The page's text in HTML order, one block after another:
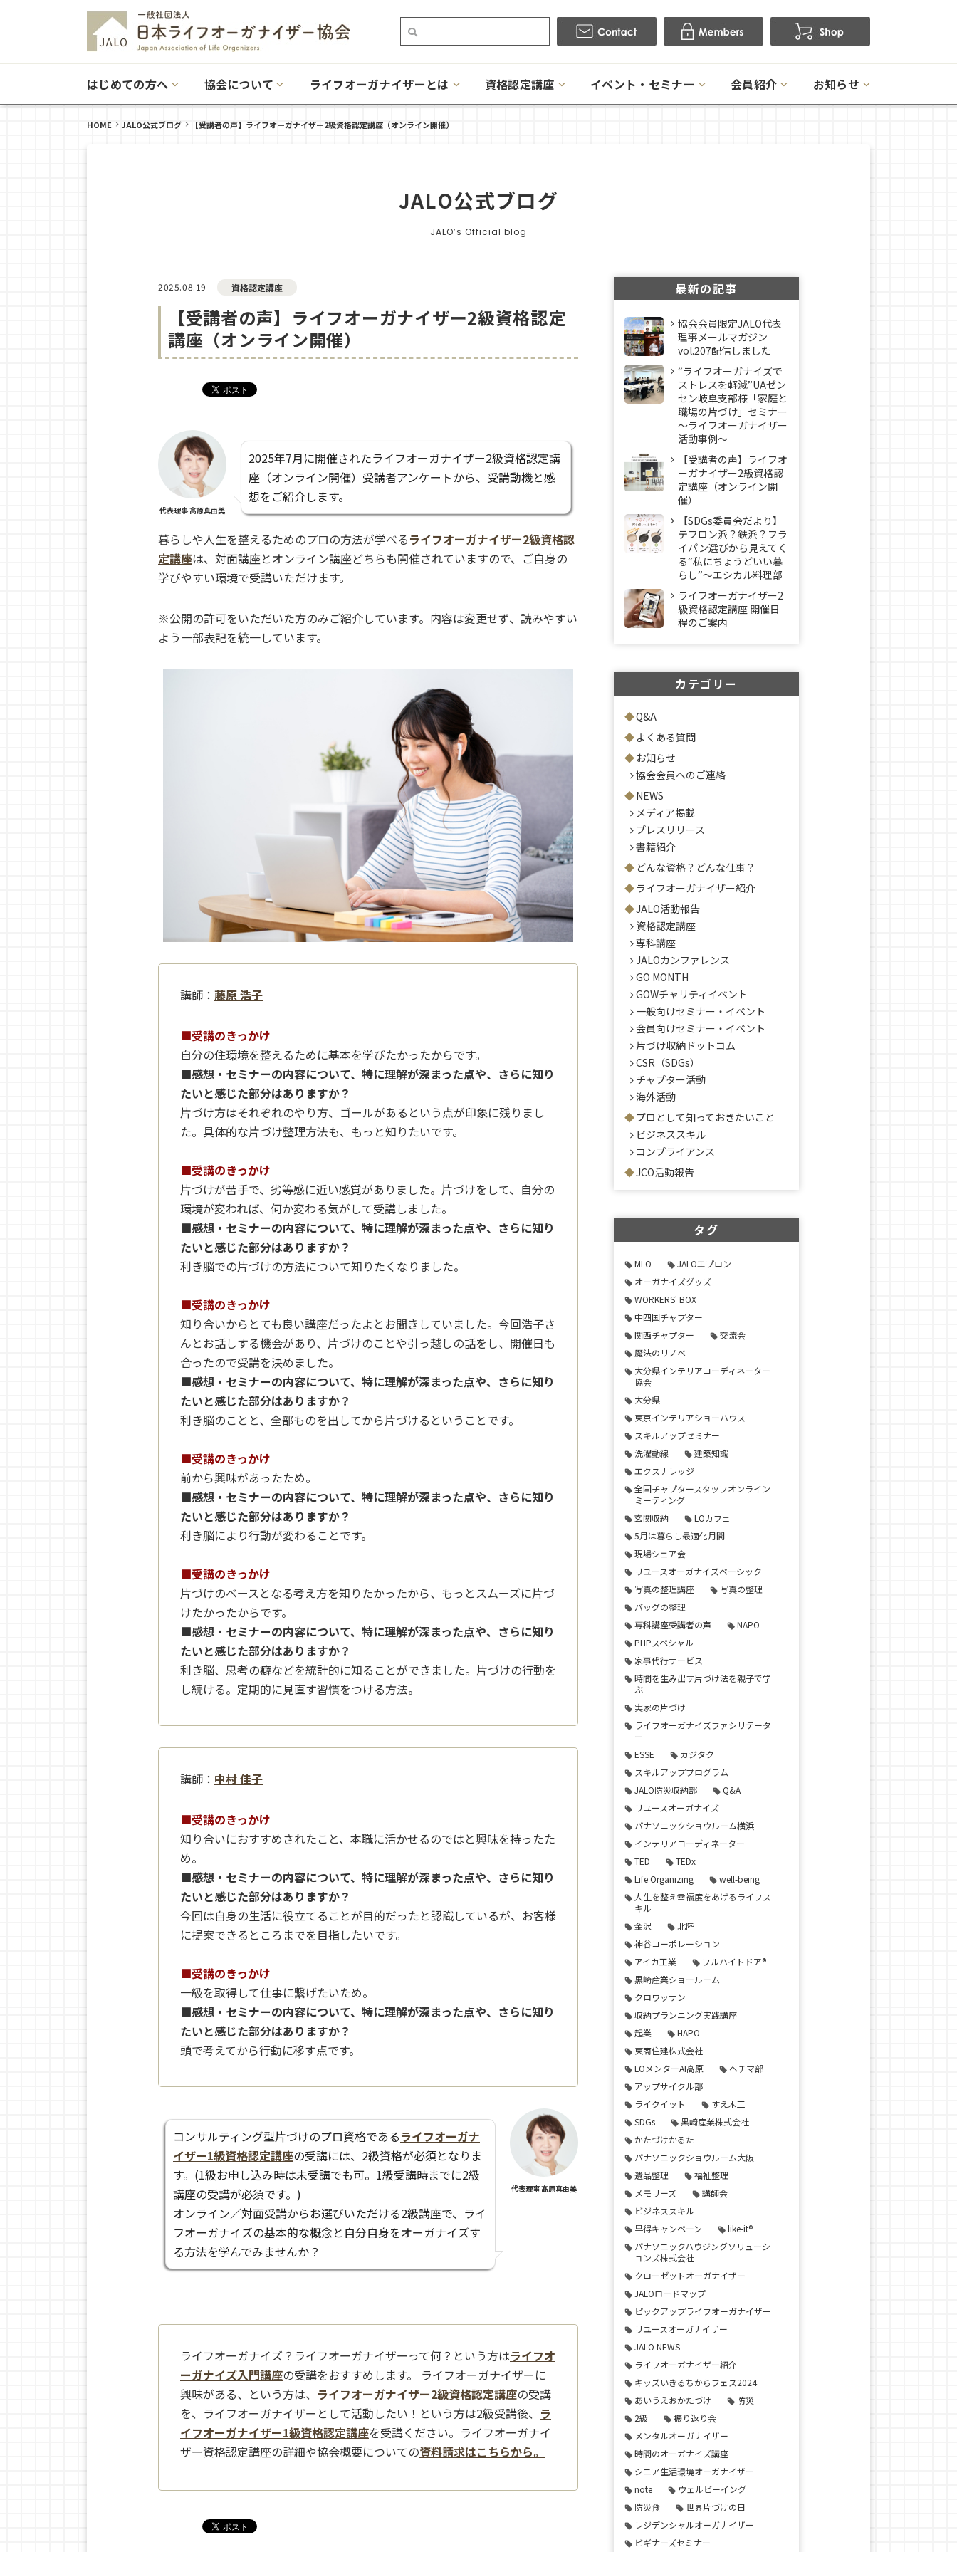
はじめての方へ 協会について ライフオーガナイザーとは 資格認定講座 イベント・セミナー 会員紹介 お知らせ
HOME JALO公式ブログ 【受講者の声】ライフオーガナイザー2級資格認定講座（オンライン開催）
JALO公式ブログ
JALO’s Official blog
2025.08.19 資格認定講座
【受講者の声】ライフオーガナイザー2級資格認定
講座（オンライン開催）
代表理事 髙原真由美
2025年7月に開催されたライフオーガナイザー2級資格認定講
座（オンライン開催）受講者アンケートから、受講動機と感
想をご紹介します。
暮らしや人生を整えるためのプロの方法が学べるライフオーガナイザー2級資格認
定講座は、対面講座とオンライン講座どちらも開催されていますので、ご自身の
学びやすい環境で受講いただけます。
※公開の許可をいただいた方のみご紹介しています。内容は変更せず、読みやすい
よう一部表記を統一しています。
講師： 藤原 浩子
■受講のきっかけ
自分の住環境を整えるために基本を学びたかったからです。
■感想・セミナーの内容について、特に理解が深まった点や、さらに知り
たいと感じた部分はありますか？
片づけ方はそれぞれのやり方、ゴールがあるという点が印象に残りまし
た。具体的な片づけ整理方法も、もっと知りたいです。
■受講のきっかけ
片づけが苦手で、劣等感に近い感覚がありました。片づけをして、自分の
環境が変われば、何か変わる気がして受講しました。
■感想・セミナーの内容について、特に理解が深まった点や、さらに知り
たいと感じた部分はありますか？
利き脳での片づけの方法について知りたくなりました。
■受講のきっかけ
知り合いからとても良い講座だったよとお聞きしていました。今回浩子さ
んとお話しする機会があり、片づけのことや引っ越しの話をし、開催日も
合ったので受講を決めました。
■感想・セミナーの内容について、特に理解が深まった点や、さらに知り
たいと感じた部分はありますか？
利き脳のことと、全部ものを出してから片づけるということです。
■受講のきっかけ
前から興味があったため。
■感想・セミナーの内容について、特に理解が深まった点や、さらに知り
たいと感じた部分はありますか？
利き脳により行動が変わることです。
■受講のきっかけ
片づけのベースとなる考え方を知りたかったから、もっとスムーズに片づ
けたかったからです。
■感想・セミナーの内容について、特に理解が深まった点や、さらに知り
たいと感じた部分はありますか？
利き脳、思考の癖などを統計的に知ることができました。片づけの行動を
し続ける。定期的に見直す習慣をつける方法。
講師： 中村 佳子
■受講のきっかけ
知り合いにおすすめされたこと、本職に活かせるのではと興味を持ったた
め。
■感想・セミナーの内容について、特に理解が深まった点や、さらに知り
たいと感じた部分はありますか？
今回は自身の生活に役立てることが目的だったと認識しているが、お客様
に提案できるところまでを目指したいです。
■受講のきっかけ
一級を取得して仕事に繋げたいため。
■感想・セミナーの内容について、特に理解が深まった点や、さらに知り
たいと感じた部分はありますか？
頭で考えてから行動に移す点です。
コンサルティング型片づけのプロ資格であるライフオーガナ
イザー1級資格認定講座の受講には、2級資格が必須となりま
す。(1級お申し込み時は未受講でも可。1級受講時までに2級
講座の受講が必須です。)
オンライン／対面受講からお選びいただける2級講座で、ライ
フオーガナイズの基本的な概念と自分自身をオーガナイズす
る方法を学んでみませんか？
代表理事 髙原真由美
ライフオーガナイズ？ライフオーガナイザーって何？という方はライフオ
ーガナイズ入門講座の受講をおすすめします。 ライフオーガナイザーに
興味がある、という方は、 ライフオーガナイザー2級資格認定講座の受講
を、ライフオーガナイザーとして活動したい！という方は2級受講後、 ラ
イフオーガナイザー1級資格認定講座を受講ください。ライフオーガナイ
ザー資格認定講座の詳細や協会概要についての資料請求はこちらから。
最新の記事
協会会員限定JALO代表
理事メールマガジン
vol.207配信しました
“ライフオーガナイズで
ストレスを軽減”UAゼン
セン岐阜支部様「家庭と
職場の片づけ」セミナー
～ライフオーガナイザー
活動事例〜
【受講者の声】ライフオ
ーガナイザー2級資格認
定講座（オンライン開
催）
【SDGs委員会だより】
テフロン派？鉄派？フラ
イパン選びから見えてく
る“私にちょうどいい暮
らし”～エシカル料理部
ライフオーガナイザー2
級資格認定講座 開催日
程のご案内
カテゴリー
Q&A
よくある質問
お知らせ
協会会員へのご連絡
NEWS
メディア掲載
プレスリリース
書籍紹介
どんな資格？どんな仕事？
ライフオーガナイザー紹介
JALO活動報告
資格認定講座
専科講座
JALOカンファレンス
GO MONTH
GOWチャリティイベント
一般向けセミナー・イベント
会員向けセミナー・イベント
片づけ収納ドットコム
CSR（SDGs）
チャプター活動
海外活動
プロとして知っておきたいこと
ビジネススキル
コンプライアンス
JCO活動報告
タグ
MLO
JALOエプロン
オーガナイズグッズ
WORKERS' BOX
中四国チャプター
関西チャプター
交流会
魔法のリノベ
大分県インテリアコーディネーター
協会
大分県
東京インテリアショーハウス
スキルアップセミナー
洗濯動線
建築知識
エクスナレッジ
全国チャプタースタッフオンライン
ミーティング
玄関収納
LOカフェ
5月は暮らし最適化月間
現場シェア会
リユースオーガナイズベーシック
写真の整理講座
写真の整理
バッグの整理
専科講座受講者の声
NAPO
PHPスペシャル
家事代行サービス
時間を生み出す片づけ法を親子で学
ぶ
実家の片づけ
ライフオーガナイズファシリテータ
ー
ESSE
カジタク
スキルアッププログラム
JALO防災収納部
Q&A
リユースオーガナイズ
パナソニックショウルーム横浜
インテリアコーディネーター
TED
TEDx
Life Organizing
well-being
人生を整え幸福度をあげるライフス
キル
金沢
北陸
神谷コーポレーション
アイカ工業
フルハイトドア®
黒崎産業ショールーム
クロワッサン
収納プランニング実践講座
起業
HAPO
東商住建株式会社
LOメンターAI高原
ヘチマ部
アップサイクル部
ライクイット
すえ木工
SDGs
黒崎産業株式会社
かたづけかるた
パナソニックショウルーム大阪
遺品整理
福祉整理
メモリーズ
講師会
ビジネススキル
早得キャンペーン
like-it®
パナソニックハウジングソリューシ
ョンズ株式会社
クローゼットオーガナイザー
JALOロードマップ
ピックアップライフオーガナイザー
リユースオーガナイザー
JALO NEWS
ライフオーガナイザー紹介
キッズいきるちからフェス2024
あいうえおかたづけ
防災
2級
振り返り会
メンタルオーガナイザー
時間のオーガナイズ講座
シニア生活環境オーガナイザー
note
ウェルビーイング
防災食
世界片づけの日
レジデンシャルオーガナイザー
ビギナーズセミナー